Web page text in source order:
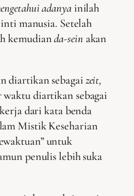
adanyainilah
manusia. Setelah
kemudianda-sein akan
diartikan sebagai zeit,
diartikan sebagai
dari kata benda
Mistik Keseharian
untuk
penulis lebih suka